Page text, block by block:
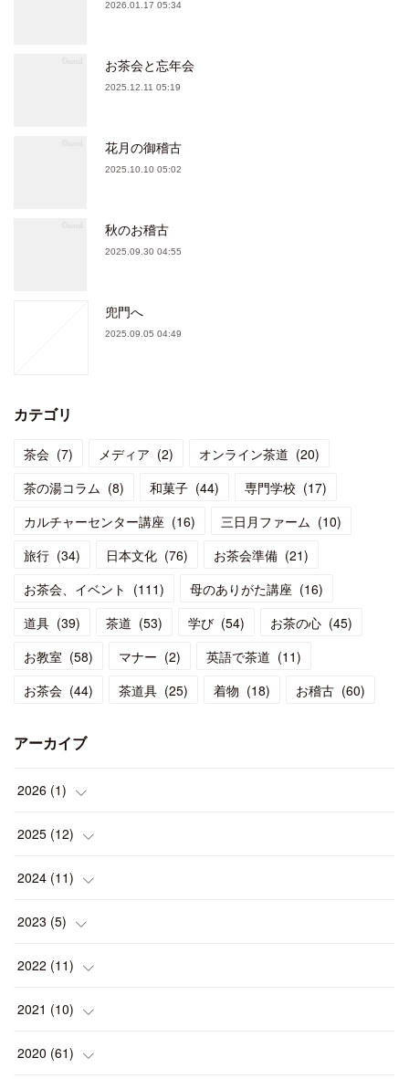
2026.01.17 05:34
お茶会と忘年会
2025.12.11 05:19
花月の御稽古
2025.10.10 05:02
秋のお稽古
2025.09.30 04:55
兜門へ
2025.09.05 04:49
カテゴリ
茶会 (7) メディア (2) オンライン茶道 (20)
茶の湯コラム (8) 和菓子 (44) 専門学校 (17)
カルチャーセンター講座 (16) 三日月ファーム (10)
旅行 (34) 日本文化 (76) お茶会準備 (21)
お茶会、イベント (111) 母のありがた講座 (16)
道具 (39) 茶道 (53) 学び (54) お茶の心 (45)
お教室 (58) マナー (2) 英語で茶道 (11)
お茶会 (44) 茶道具 (25) 着物 (18) お稽古 (60)
アーカイブ
2026 (1)
(1)
2025 (12)
( 1)
(1
( 2)
( 1)
( 1)
2024 (11)
(1
( 1)
(1)
(2)
2023 (5)
( 1)
(2)
(1)
2022 (11)
(1)
(2)
2021 (10)
(2)
2020 (61)